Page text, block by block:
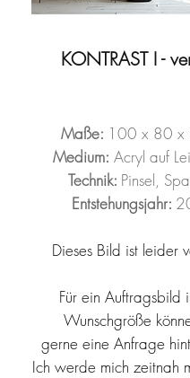
KONTRAST I -
Maße: 100 x 80 x
Medium: Acryl auf
Technik: Pinsel,
Entstehungsjahr:
Dieses Bild ist leider
Für ein Auftragsbild
Wunschgröße
gerne eine Anfrage
Ich werde mich zeitnah